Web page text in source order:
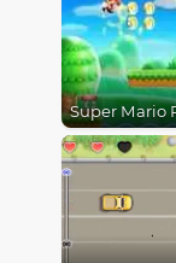
Super Mario